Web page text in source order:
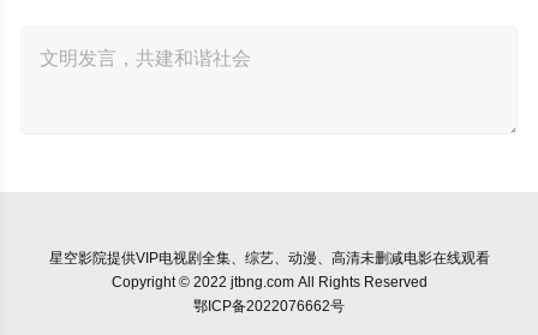
星空影院提供VIP电视剧全集、综艺、动漫、高清未删减电影在线观看
Copyright © 2022 jtbng.com All Rights Reserved
鄂ICP备2022076662号